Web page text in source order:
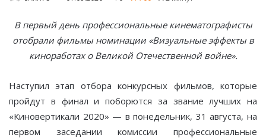
В первый день профессиональные кинематографисты
отобрали фильмы номинации «Визуальные эффекты в
киноработах о Великой Отечественной войне».
Наступил этап отбора конкурсных фильмов, которые
пройдут в финал и поборются за звание лучших на
«Киновертикали 2020» — в понедельник, 31 августа, на
первом заседании комиссии профессиональные